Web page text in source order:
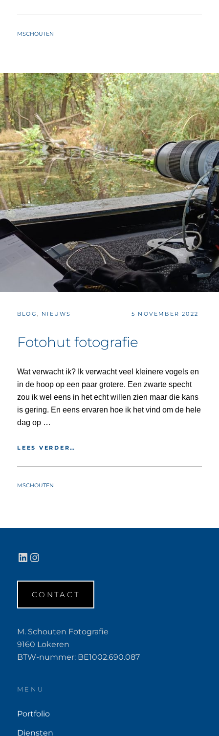
R6
BY
MSCHOUTEN
CATEGORIES:
BLOG , NIEUWS
POSTED
5 NOVEMBER 2022
Fotohut fotografie
Wat verwacht ik? Ik verwacht veel kleinere vogels en
in de hoop op een paar grotere. Een zwarte specht
zou ik wel eens in het echt willen zien maar die kans
is gering. En eens ervaren hoe ik het vind om de hele
dag op …
LEES VERDER…
BY
MSCHOUTEN
LinkedIn
Instagram
CONTACT
M. Schouten Fotografie
9160 Lokeren
BTW-nummer: BE1002.690.087
MENU
Portfolio
Diensten